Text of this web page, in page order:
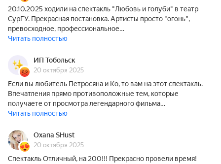
20.10.2025 ходили на спектакль "Любовь и голуби" в театр
СурГУ. Прекрасная постановка. Артисты просто "огонь",
превосходное, профессиональное…
Читать полностью
ИП Тобольск
20 октября 2025
Если вы любитель Петросяна и Ко, то вам на этот спектакль.
Впечатления прямо противоположные тем, которые
получаете от просмотра легендарного фильма…
Читать полностью
Oxana SHust
20 октября 2025
Спектакль Отличный, на 200!!! Прекрасно провели время!